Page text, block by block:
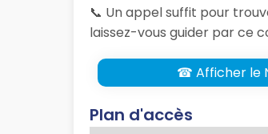
📞 Un appel suffit pour
laissez-vous guider par ce
☎ Afficher le
Plan d'accès